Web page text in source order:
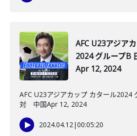
AFC U23アジア
2024 グループ
Apr 12, 2024
AFC U23アジアカップ カタール2024
対 中国Apr 12, 2024
2024.04.12|00:05:20